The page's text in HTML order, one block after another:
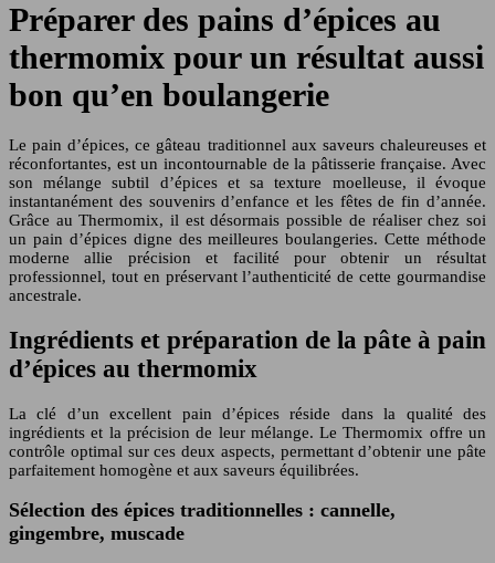
Préparer des pains d’épices au
thermomix pour un résultat aussi
bon qu’en boulangerie
Le pain d’épices, ce gâteau traditionnel aux saveurs chaleureuses et
réconfortantes, est un incontournable de la pâtisserie française. Avec
son mélange subtil d’épices et sa texture moelleuse, il évoque
instantanément des souvenirs d’enfance et les fêtes de fin d’année.
Grâce au Thermomix, il est désormais possible de réaliser chez soi
un pain d’épices digne des meilleures boulangeries. Cette méthode
moderne allie précision et facilité pour obtenir un résultat
professionnel, tout en préservant l’authenticité de cette gourmandise
ancestrale.
Ingrédients et préparation de la pâte à pain
d’épices au thermomix
La clé d’un excellent pain d’épices réside dans la qualité des
ingrédients et la précision de leur mélange. Le Thermomix offre un
contrôle optimal sur ces deux aspects, permettant d’obtenir une pâte
parfaitement homogène et aux saveurs équilibrées.
Sélection des épices traditionnelles : cannelle,
gingembre, muscade